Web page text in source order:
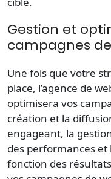
Gestion et
campagnes
Une fois que votre
place, l’agence de
optimisera vos
création et la
engageant, la
des performances et
fonction des